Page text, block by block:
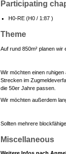
Participating
H0-RE (H0 / 1:87 )
Theme
Auf rund 850m² planen
Wir möchten einen
Strecken im
die 50er Jahre passen.
Wir möchten außerdem
Sollten mehrere
Miscellaneous